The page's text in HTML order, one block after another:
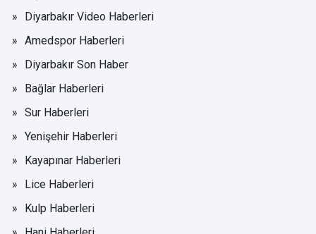
Diyarbakır Video Haberleri
Amedspor Haberleri
Diyarbakır Son Haber
Bağlar Haberleri
Sur Haberleri
Yenişehir Haberleri
Kayapınar Haberleri
Lice Haberleri
Kulp Haberleri